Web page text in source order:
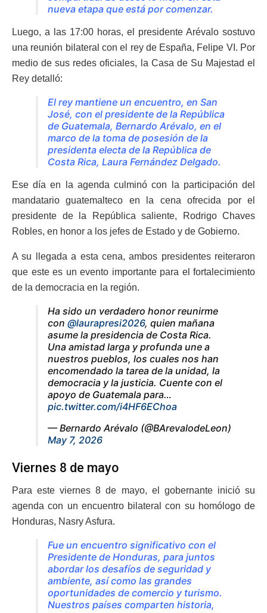
nueva etapa que está por comenzar.
Luego, a las 17:00 horas, el presidente Arévalo sostuvo
una reunión bilateral con el rey de España, Felipe VI. Por
medio de sus redes oficiales, la Casa de Su Majestad el
Rey detalló:
El rey mantiene un encuentro, en San
José, con el presidente de la República
de Guatemala, Bernardo Arévalo, en el
marco de la toma de posesión de la
presidenta electa de la República de
Costa Rica, Laura Fernández Delgado.
Ese día en la agenda culminó con la participación del
mandatario guatemalteco en la cena ofrecida por el
presidente de la República saliente, Rodrigo Chaves
Robles, en honor a los jefes de Estado y de Gobierno.
A su llegada a esta cena, ambos presidentes reiteraron
que este es un evento importante para el fortalecimiento
de la democracia en la región.
Ha sido un verdadero honor reunirme
con @laurapresi2026, quien mañana
asume la presidencia de Costa Rica.
Una amistad larga y profunda une a
nuestros pueblos, los cuales nos han
encomendado la tarea de la unidad, la
democracia y la justicia. Cuente con el
apoyo de Guatemala para…
pic.twitter.com/i4HF6EChoa
— Bernardo Arévalo (@BArevalodeLeon)
May 7, 2026
Viernes 8 de mayo
Para este viernes 8 de mayo, el gobernante inició su
agenda con un encuentro bilateral con su homólogo de
Honduras, Nasry Asfura.
Fue un encuentro significativo con el
Presidente de Honduras, para juntos
abordar los desafíos de seguridad y
ambiente, así como las grandes
oportunidades de comercio y turismo.
Nuestros países comparten historia,